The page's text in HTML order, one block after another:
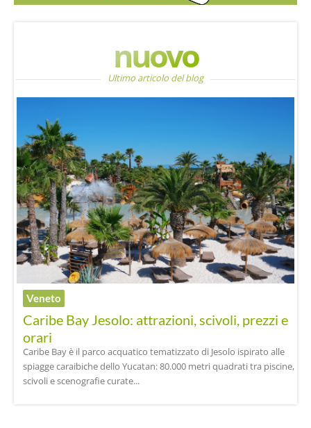
nuovo
Ultimo articolo del blog
Veneto
Caribe Bay Jesolo: attrazioni, scivoli, prezzi e
orari
Caribe Bay è il parco acquatico tematizzato di Jesolo ispirato alle
spiagge caraibiche dello Yucatan: 80.000 metri quadrati tra piscine,
scivoli e scenografie curate...